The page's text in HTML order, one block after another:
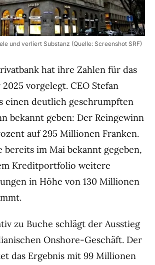
und verliert Substanz (Quelle: Screenshot SRF)
hat ihre Zahlen für das
vorgelegt. CEO Stefan
einen deutlich geschrumpften
bekannt geben: Der Reingewinn
auf 295 Millionen Franken.
bereits im Mai bekannt gegeben,
Kreditportfolio weitere
in Höhe von 130 Millionen
zu Buche schlägt der Ausstieg
Onshore-Geschäft. Der
das Ergebnis mit 99 Millionen